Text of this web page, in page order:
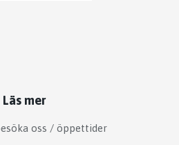
Läs mer
oss / öppettider